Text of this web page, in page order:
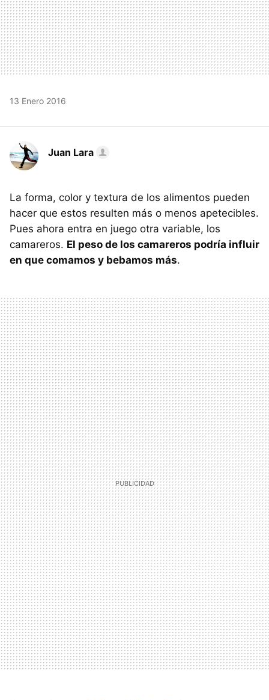
13 Enero 2016
Juan Lara
La forma, color y textura de los alimentos pueden
hacer que estos resulten más o menos apetecibles.
Pues ahora entra en juego otra variable, los
camareros. El peso de los camareros podría influir
en que comamos y bebamos más.